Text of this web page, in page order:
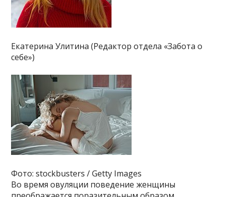
Екатерина Улитина (Редактор отдела «Забота о
себе»)
Фото: stockbusters / Getty Images
Во время овуляции поведение женщины